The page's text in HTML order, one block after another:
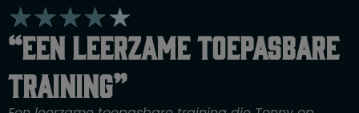
★★★★★
a
a
“Een leerzame toepasbare
training”